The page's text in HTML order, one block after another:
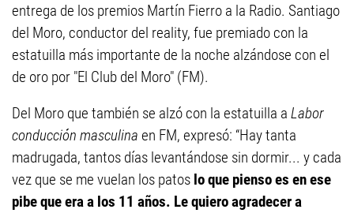
entrega de los premios Martín Fierro a la Radio. Santiago
del Moro, conductor del reality, fue premiado con la
estatuilla más importante de la noche alzándose con el
de oro por "El Club del Moro" (FM).
Del Moro que también se alzó con la estatuilla a Labor
conducción masculina en FM, expresó: “Hay tanta
madrugada, tantos días levantándose sin dormir... y cada
vez que se me vuelan los patos lo que pienso es en ese
pibe que era a los 11 años. Le quiero agradecer a